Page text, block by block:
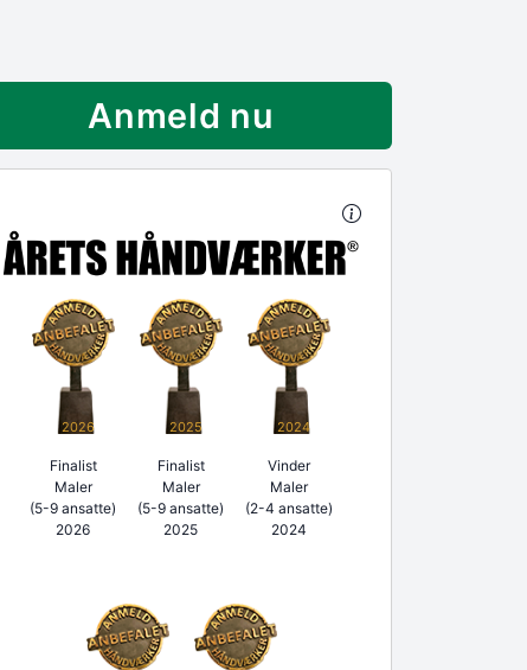
Anmeld nu
2026
Finalist
Maler
(5-9 ansatte)
2026
2025
Finalist
Maler
(5-9 ansatte)
2025
2024
Vinder
Maler
(2-4 ansatte)
2024